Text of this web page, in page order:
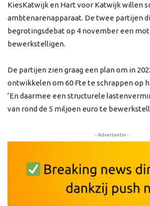
KiesKatwijk en Hart voor Katwijk willen
ambtenarenapparaat. De twee partijen
begrotingsdebat op 4 november een
bewerkstelligen.
De partijen zien graag een plan om in
ontwikkelen om 60 Fte te schrappen op
‘En daarmee een structurele
van rond de 5 miljoen euro te
- Advertentie -